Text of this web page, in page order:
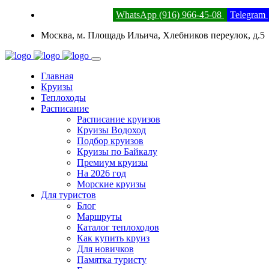
WhatsApp (916) 966-45-08 Telegram
Москва, м. Площадь Ильича, Хлебников переулок, д.5
Главная
Круизы
Теплоходы
Расписание
Расписание круизов
Круизы Водоход
Подбор круизов
Круизы по Байкалу
Премиум круизы
На 2026 год
Морские круизы
Для туристов
Блог
Маршруты
Каталог теплоходов
Как купить круиз
Для новичков
Памятка туристу